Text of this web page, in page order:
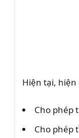
Hiện tại,
Cho phép
Cho phép